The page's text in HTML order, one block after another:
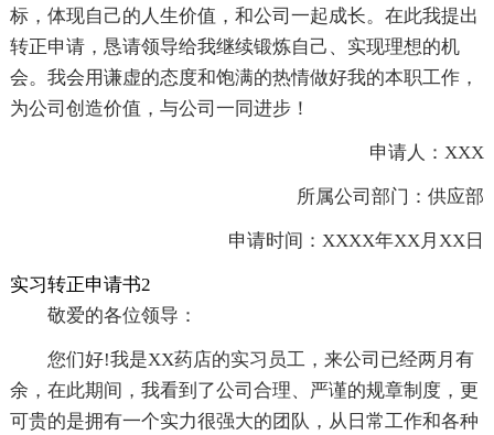
标，体现自己的人生价值，和公司一起成长。在此我提出
转正申请，恳请领导给我继续锻炼自己、实现理想的机
会。我会用谦虚的态度和饱满的热情做好我的本职工作，
为公司创造价值，与公司一同进步！
申请人：XXX
所属公司部门：供应部
申请时间：XXXX年XX月XX日
实习转正申请书2
敬爱的各位领导：
您们好!我是XX药店的实习员工，来公司已经两月有
余，在此期间，我看到了公司合理、严谨的规章制度，更
可贵的是拥有一个实力很强大的团队，从日常工作和各种